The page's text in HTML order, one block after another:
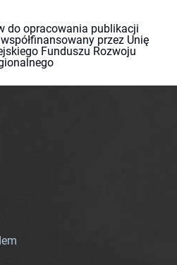
do opracowania publikacji
przez Unię
Funduszu Rozwoju